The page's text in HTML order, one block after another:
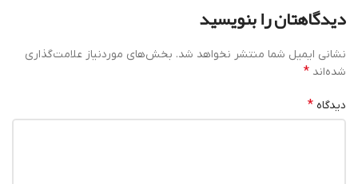
دیدگاهتان را بنویسید
نشانی ایمیل شما منتشر نخواهد شد. بخش‌های موردنیاز علامت‌گذاری
شده‌اند *
دیدگاه *